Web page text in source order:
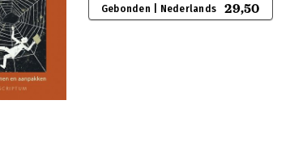
Gebonden | Nederlands 29,50